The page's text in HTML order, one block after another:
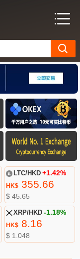
LTC/HKD +1.42%
HK$355.66
$ 45.65
XRP/HKD -1.18%
HK$8.16
$ 1.048